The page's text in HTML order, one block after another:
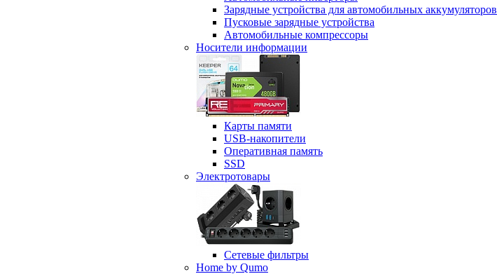
Зарядные устройства для автомобильных аккумуляторов
Пусковые зарядные устройства
Автомобильные компрессоры
Носители информации
Карты памяти
USB-накопители
Оперативная память
SSD
Электротовары
Сетевые фильтры
Home by Qumo